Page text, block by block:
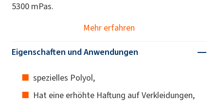
5300 mPas.
Mehr erfahren
Eigenschaften und Anwendungen
spezielles Polyol,
Hat eine erhöhte Haftung auf Verkleidungen,